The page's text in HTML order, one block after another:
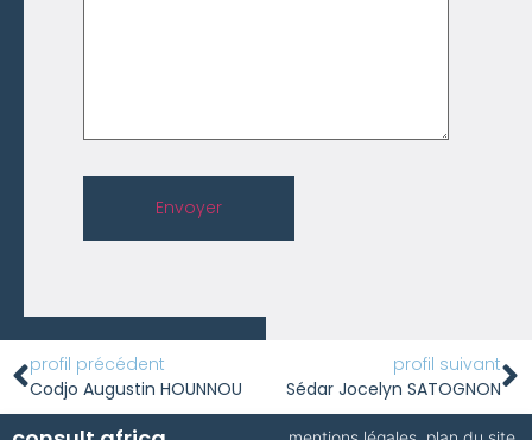
Envoyer
profil précédent
Codjo Augustin HOUNNOU
profil suivant
Sédar Jocelyn SATOGNON